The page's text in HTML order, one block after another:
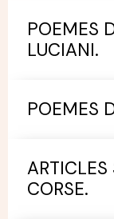
POEMES
LUCIANI.
POEMES
ARTICLES
CORSE.